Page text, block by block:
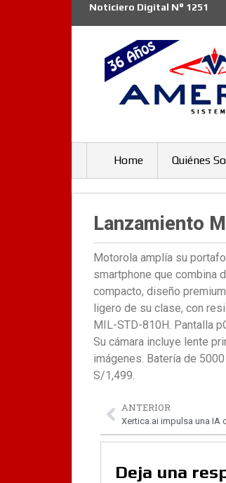
Noticiero Digital N° 1251
Home Quiénes
Lanzamiento
Motorola amplía su
smartphone que combina
compacto, diseño
ligero de su clase, con
MIL-STD-810H. Pantalla
Su cámara incluye lente
imágenes. Batería de
S/1,499.
ANTERIOR
Deja una